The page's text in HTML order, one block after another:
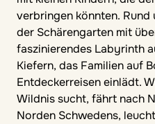
verbringen könnten.
der Schärengarten mit
faszinierendes Labyrinth
Kiefern, das Familien auf
Entdeckerreisen einlädt.
Wildnis sucht, fährt nach
Norden Schwedens,